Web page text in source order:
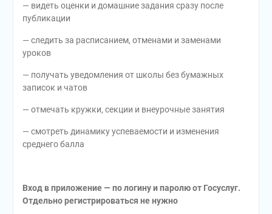
— видеть оценки и домашние задания сразу после
публикации
— следить за расписанием, отменами и заменами
уроков
— получать уведомления от школы без бумажных
записок и чатов
— отмечать кружки, секции и внеурочные занятия
— смотреть динамику успеваемости и изменения
среднего балла
Вход в приложение — по логину и паролю от Госуслуг.
Отдельно регистрироваться не нужно